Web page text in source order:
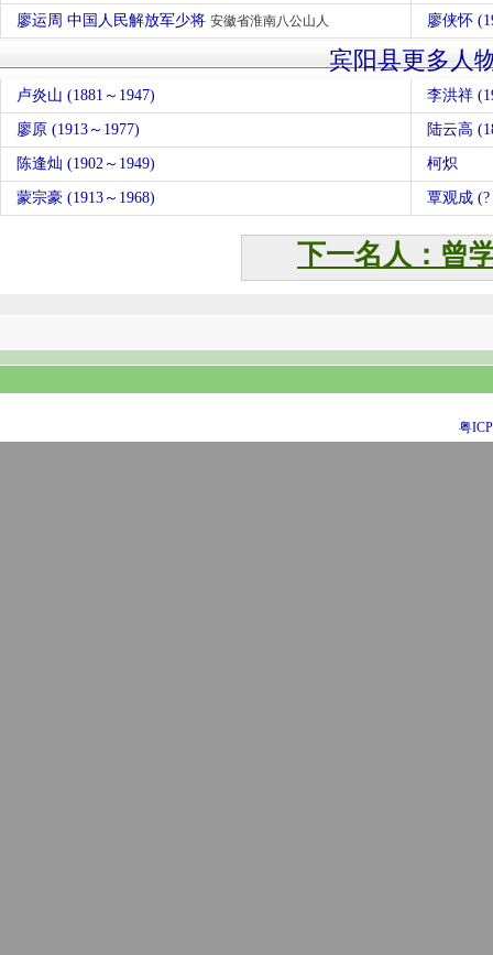
廖运周 中国人民解放军少将 安徽省淮南八公山人 廖侠怀
宾阳县更多人
卢炎山 (1881～1947) 李洪祥
廖原 (1913～1977) 陆云高
陈逢灿 (1902～1949) 柯炽
蒙宗豪 (1913～1968) 覃观成 (?
下一名人：曾
粤